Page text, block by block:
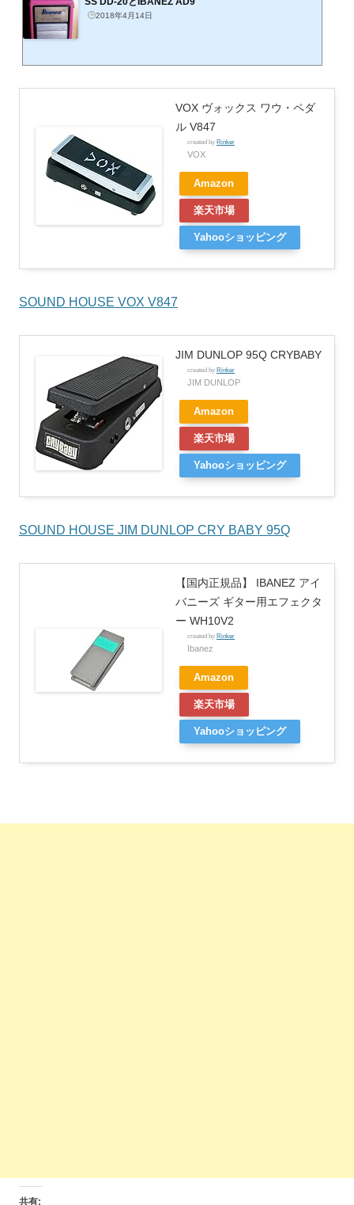
2018年4月14日
VOX ヴォックス ワウ・ペダ
ル V847
created by Rinker
VOX
Amazon
楽天市場
Yahooショッピング
SOUND HOUSE VOX V847
JIM DUNLOP 95Q CRYBABY
created by Rinker
JIM DUNLOP
Amazon
楽天市場
Yahooショッピング
SOUND HOUSE JIM DUNLOP CRY BABY 95Q
【国内正規品】 IBANEZ アイ
バニーズ ギター用エフェクタ
ー WH10V2
created by Rinker
Ibanez
Amazon
楽天市場
Yahooショッピング
共有: